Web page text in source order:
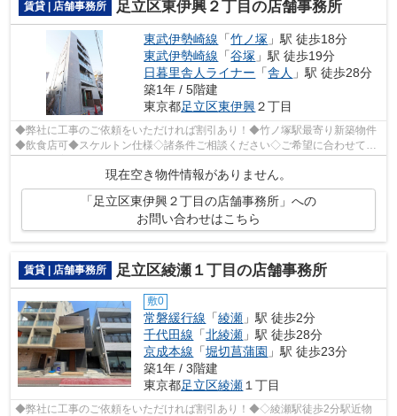
賃貸 | 店舗事務所 足立区東伊興２丁目の店舗事務所
東武伊勢崎線 「竹ノ塚 」駅 徒歩18分
東武伊勢崎線 「谷塚 」駅 徒歩19分
日暮里舎人ライナー 「舎人 」駅 徒歩28分
築1年 / 5階建
東京都足立区東伊興２丁目
◆弊社に工事のご依頼をいただければ割引あり！◆竹ノ塚駅最寄り新築物件
◆飲食店可◆スケルトン仕様◇諸条件ご相談ください◇ご希望に合わせて物
現在空き物件情報がありません。
「足立区東伊興２丁目の店舗事務所」への
お問い合わせはこちら
賃貸 | 店舗事務所 足立区綾瀬１丁目の店舗事務所
敷0
常磐緩行線 「綾瀬 」駅 徒歩2分
千代田線 「北綾瀬 」駅 徒歩28分
京成本線 「堀切菖蒲園 」駅 徒歩23分
築1年 / 3階建
東京都足立区綾瀬 １丁目
◆弊社に工事のご依頼をいただければ割引あり！◆◇綾瀬駅徒歩2分駅近物